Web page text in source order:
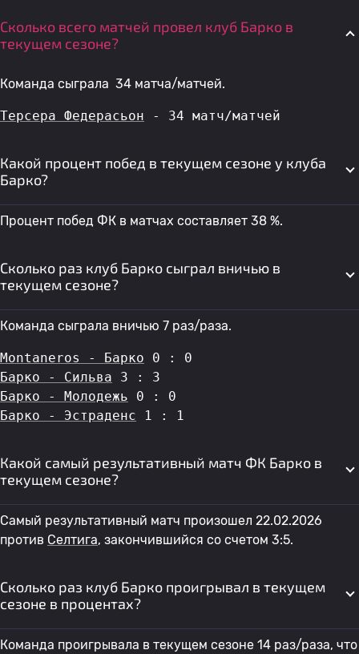
Сколько всего матчей провел клуб Барко в
текущем сезоне?
Команда сыграла 34 матча/матчей.
Терсера Федерасьон - 34 матч/матчей
Какой процент побед в текущем сезоне у клуба
Барко?
Процент побед ФК в матчах составляет 38 %.
Сколько раз клуб Барко сыграл вничью в
текущем сезоне?
Команда сыграла вничью 7 раз/раза.
Montaneros - Барко 0 : 0
Барко - Сильва 3 : 3
Барко - Молодежь 0 : 0
Барко - Эстраденс 1 : 1
Какой самый результативный матч ФК Барко в
текущем сезоне?
Самый результативный матч произошел 22.02.2026
против Селтига, закончившийся со счетом 3:5.
Сколько раз клуб Барко проигрывал в текущем
сезоне в процентах?
Команда проигрывала в текущем сезоне 14 раз/раза, что